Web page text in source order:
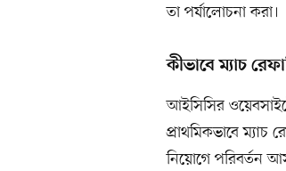
তা পর্যালোচনা করা।
কীভাবে ম্যাচ
আইসিসির
প্রাথমিকভাবে
নিয়োগে পরিবর্তন